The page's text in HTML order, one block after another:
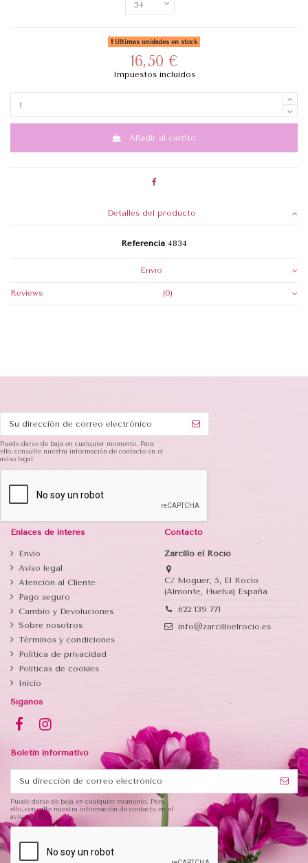
Últimas unidades en stock
16,50 €
Impuestos incluidos
Añadir al carrito
Detalles del producto
Referencia 4834
Envio
Reviews (0)
Puede darse de baja en cualquier momento. Para
ello, consulte nuestra información de contacto en el
aviso legal.
Enlaces de interés
Envío
Aviso legal
Atención al Cliente
Pago seguro
Cambio y Devoluciones
Sobre nosotros
Términos y condiciones
Política de privacidad
Politicas de cookies
Inicio
Contacto
Zarcillo el Rocío
C/ Moguer, 5, El Rocío
(Almonte, Huelva) España
622 139 771
info@zarcilloelrocio.es
Síganos
Boletin informativo
Puede darse de baja en cualquier momento. Para
ello, consulte nuestra información de contacto en el
aviso legal.